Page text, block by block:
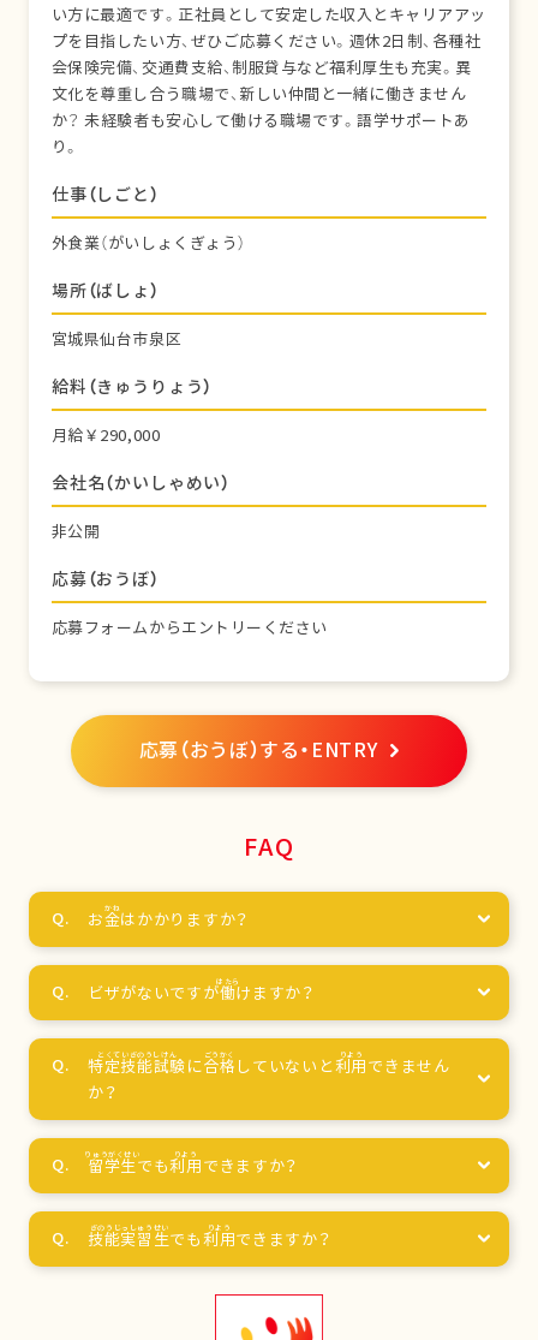
い方に最適です。正社員として安定した収入とキャリアアッ
プを目指したい方、ぜひご応募ください。週休2日制、各種社
会保険完備、交通費支給、制服貸与など福利厚生も充実。異
文化を尊重し合う職場で、新しい仲間と一緒に働きません
か？ 未経験者も安心して働ける職場です。語学サポートあ
り。
仕事（しごと）
外食業（がいしょくぎょう）
場所（ばしょ）
宮城県仙台市泉区
給料（きゅうりょう）
月給￥290,000
会社名（かいしゃめい）
非公開
応募（おうぼ）
応募フォームからエントリーください
応募（おうぼ）する・ENTRY
FAQ
お金はかかりますか？
ビザがないですが働けますか？
特定技能試験に合格 していないと利用 できません
か？
留学生でも利用 できますか？
技能実習生でも利用できますか？